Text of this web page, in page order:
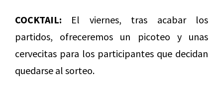
COCKTAIL: El viernes, tras acabar los
partidos, ofreceremos un picoteo y unas
cervecitas para los participantes que decidan
quedarse al sorteo.